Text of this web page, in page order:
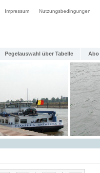
Impressum Nutzungsbedingungen
Pegelauswahl über Tabelle Abo